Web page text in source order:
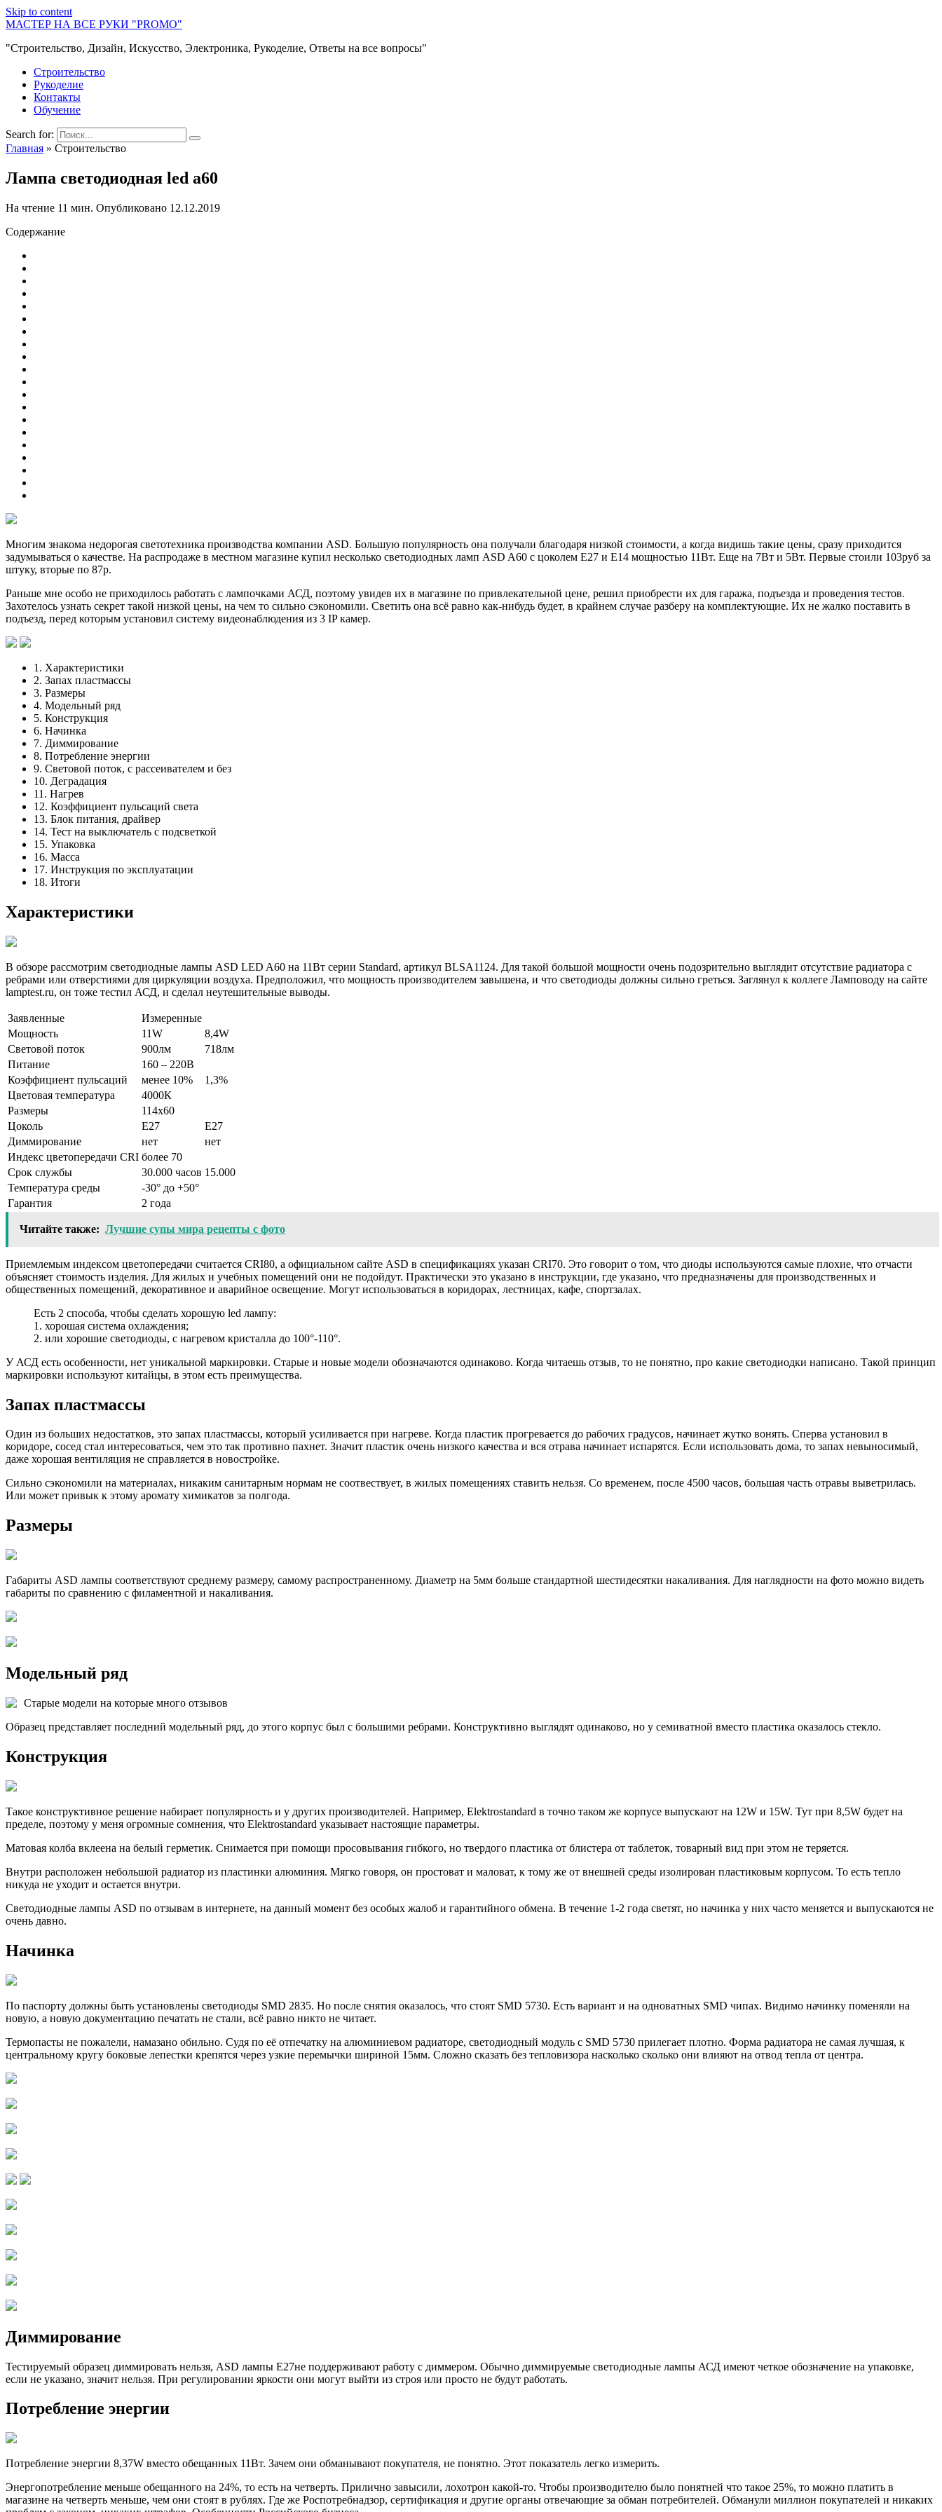
Skip to content
МАСТЕР НА ВСЕ РУКИ "PROMO"
"Строительство, Дизайн, Искусство, Электроника, Рукоделие, Ответы на все вопросы"
Строительство
Рукоделие
Контакты
Обучение
Search for:
Главная » Строительство
Лампа светодиодная led а60
На чтение 11 мин. Опубликовано 12.12.2019
Содержание
Многим знакома недорогая светотехника производства компании ASD. Большую популярность она получали благодаря низкой стоимости, а когда видишь такие цены, сразу приходится
задумываться о качестве. На распродаже в местном магазине купил несколько светодиодных ламп ASD A60 с цоколем Е27 и Е14 мощностью 11Вт. Еще на 7Вт и 5Вт. Первые стоили 103руб за
штуку, вторые по 87р.
Раньше мне особо не приходилось работать с лампочками АСД, поэтому увидев их в магазине по привлекательной цене, решил приобрести их для гаража, подъезда и проведения тестов.
Захотелось узнать секрет такой низкой цены, на чем то сильно сэкономили. Светить она всё равно как-нибудь будет, в крайнем случае разберу на комплектующие. Их не жалко поставить в
подъезд, перед которым установил систему видеонаблюдения из 3 IP камер.
1. Характеристики
2. Запах пластмассы
3. Размеры
4. Модельный ряд
5. Конструкция
6. Начинка
7. Диммирование
8. Потребление энергии
9. Световой поток, с рассеивателем и без
10. Деградация
11. Нагрев
12. Коэффициент пульсаций света
13. Блок питания, драйвер
14. Тест на выключатель с подсветкой
15. Упаковка
16. Масса
17. Инструкция по эксплуатации
18. Итоги
Характеристики
В обзоре рассмотрим светодиодные лампы ASD LED A60 на 11Вт серии Standard, артикул BLSA1124. Для такой большой мощности очень подозрительно выглядит отсутствие радиатора с
ребрами или отверстиями для циркуляции воздуха. Предположил, что мощность производителем завышена, и что светодиоды должны сильно греться. Заглянул к коллеге Ламповоду на сайте
lamptest.ru, он тоже тестил АСД, и сделал неутешительные выводы.
Заявленные
Измеренные
Мощность
11W
8,4W
Световой поток
900лм
718лм
Питание
160 – 220В
Коэффициент пульсаций
менее 10%
1,3%
Цветовая температура
4000К
Размеры
114х60
Цоколь
E27
E27
Диммирование
нет
нет
Индекс цветопередачи CRI более 70
Срок службы
30.000 часов 15.000
Температура среды
-30° до +50°
Гарантия
2 года
Читайте также: Лучшие супы мира рецепты с фото
Приемлемым индексом цветопередачи считается CRI80, а официальном сайте ASD в спецификациях указан CRI70. Это говорит о том, что диоды используются самые плохие, что отчасти
объясняет стоимость изделия. Для жилых и учебных помещений они не подойдут. Практически это указано в инструкции, где указано, что предназначены для производственных и
общественных помещений, декоративное и аварийное освещение. Могут использоваться в коридорах, лестницах, кафе, спортзалах.
Есть 2 способа, чтобы сделать хорошую led лампу:
1. хорошая система охлаждения;
2. или хорошие светодиоды, с нагревом кристалла до 100°-110°.
У АСД есть особенности, нет уникальной маркировки. Старые и новые модели обозначаются одинаково. Когда читаешь отзыв, то не понятно, про какие светодиодки написано. Такой принцип
маркировки используют китайцы, в этом есть преимущества.
Запах пластмассы
Один из больших недостатков, это запах пластмассы, который усиливается при нагреве. Когда пластик прогревается до рабочих градусов, начинает жутко вонять. Сперва установил в
коридоре, сосед стал интересоваться, чем это так противно пахнет. Значит пластик очень низкого качества и вся отрава начинает испарятся. Если использовать дома, то запах невыносимый,
даже хорошая вентиляция не справляется в новостройке.
Сильно сэкономили на материалах, никаким санитарным нормам не соотвествует, в жилых помещениях ставить нельзя. Со временем, после 4500 часов, большая часть отравы выветрилась.
Или может привык к этому аромату химикатов за полгода.
Размеры
Габариты ASD лампы соответствуют среднему размеру, самому распространенному. Диаметр на 5мм больше стандартной шестидесятки накаливания. Для наглядности на фото можно видеть
габариты по сравнению с филаментной и накаливания.
Модельный ряд
Старые модели на которые много отзывов
Образец представляет последний модельный ряд, до этого корпус был с большими ребрами. Конструктивно выглядят одинаково, но у семиватной вместо пластика оказалось стекло.
Конструкция
Такое конструктивное решение набирает популярность и у других производителей. Например, Elektrostandard в точно таком же корпусе выпускают на 12W и 15W. Тут при 8,5W будет на
пределе, поэтому у меня огромные сомнения, что Elektrostandard указывает настоящие параметры.
Матовая колба вклеена на белый герметик. Снимается при помощи просовывания гибкого, но твердого пластика от блистера от таблеток, товарный вид при этом не теряется.
Внутри расположен небольшой радиатор из пластинки алюминия. Мягко говоря, он простоват и маловат, к тому же от внешней среды изолирован пластиковым корпусом. То есть тепло
никуда не уходит и остается внутри.
Светодиодные лампы ASD по отзывам в интернете, на данный момент без особых жалоб и гарантийного обмена. В течение 1-2 года светят, но начинка у них часто меняется и выпускаются не
очень давно.
Начинка
По паспорту должны быть установлены светодиоды SMD 2835. Но после снятия оказалось, что стоят SMD 5730. Есть вариант и на одноватных SMD чипах. Видимо начинку поменяли на
новую, а новую документацию печатать не стали, всё равно никто не читает.
Термопасты не пожалели, намазано обильно. Судя по её отпечатку на алюминиевом радиаторе, светодиодный модуль с SMD 5730 прилегает плотно. Форма радиатора не самая лучшая, к
центральному кругу боковые лепестки крепятся через узкие перемычки шириной 15мм. Сложно сказать без тепловизора насколько сколько они влияют на отвод тепла от центра.
Диммирование
Тестируемый образец диммировать нельзя, ASD лампы Е27не поддерживают работу с диммером. Обычно диммируемые светодиодные лампы АСД имеют четкое обозначение на упаковке,
если не указано, значит нельзя. При регулировании яркости они могут выйти из строя или просто не будут работать.
Потребление энергии
Потребление энергии 8,37W вместо обещанных 11Вт. Зачем они обманывают покупателя, не понятно. Этот показатель легко измерить.
Энергопотребление меньше обещанного на 24%, то есть на четверть. Прилично завысили, лохотрон какой-то. Чтобы производителю было понятней что такое 25%, то можно платить в
магазине на четверть меньше, чем они стоят в рублях. Где же Роспотребнадзор, сертификация и другие органы отвечающие за обман потребителей. Обманули миллион покупателей и никаких